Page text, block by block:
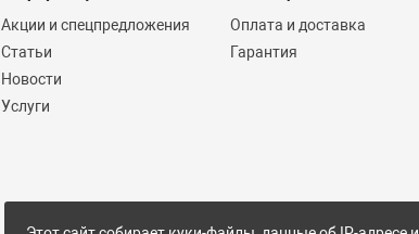
Акции и спецпредложения
Статьи
Новости
Услуги
Оплата и доставка
Гарантия